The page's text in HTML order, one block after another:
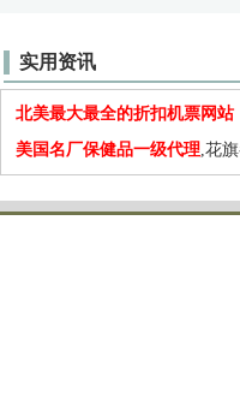
实用资讯
北美最大最全的折扣机票网站
美国名厂保健品一级代理,花